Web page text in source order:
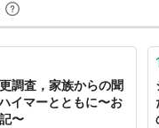
判定が出た直後の体調悪
調査，家族からの聞
イマーとともに〜お
〜